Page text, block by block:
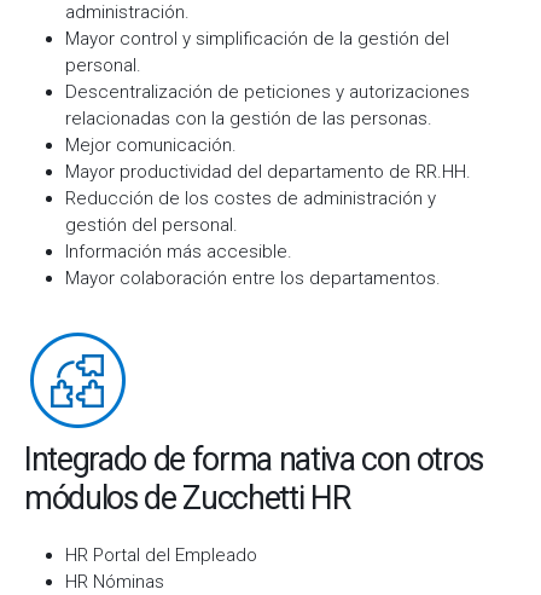
administración.
Mayor control y simplificación de la gestión del
personal.
Descentralización de peticiones y autorizaciones
relacionadas con la gestión de las personas.
Mejor comunicación.
Mayor productividad del departamento de RR.HH.
Reducción de los costes de administración y
gestión del personal.
Información más accesible.
Mayor colaboración entre los departamentos.
Integrado de forma nativa con otros
módulos de Zucchetti HR
HR Portal del Empleado
HR Nóminas